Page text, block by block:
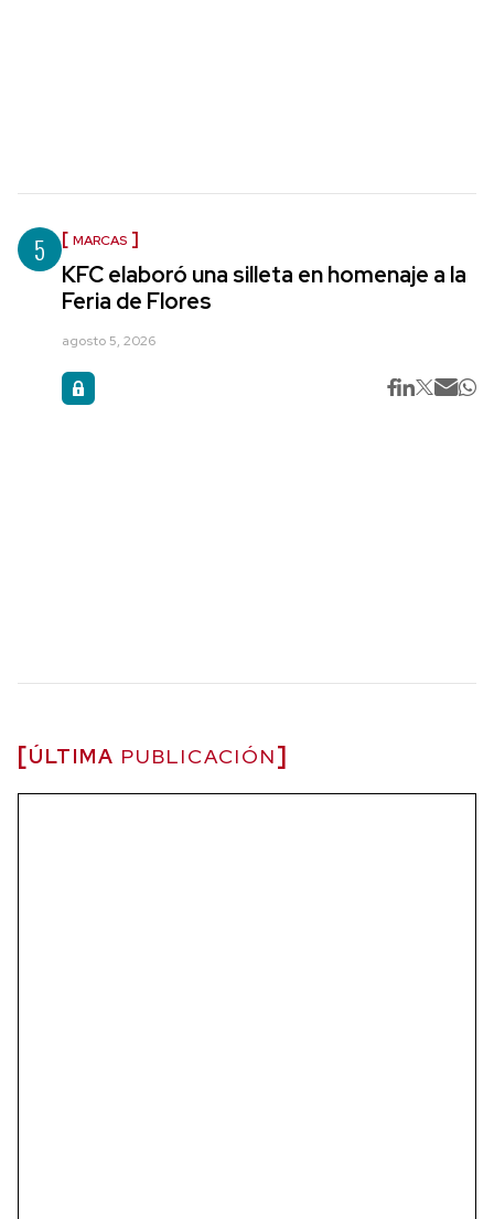
5 MARCAS
KFC elaboró una silleta en homenaje a la
Feria de Flores
agosto 5, 2026
ÚLTIMA PUBLICACIÓN